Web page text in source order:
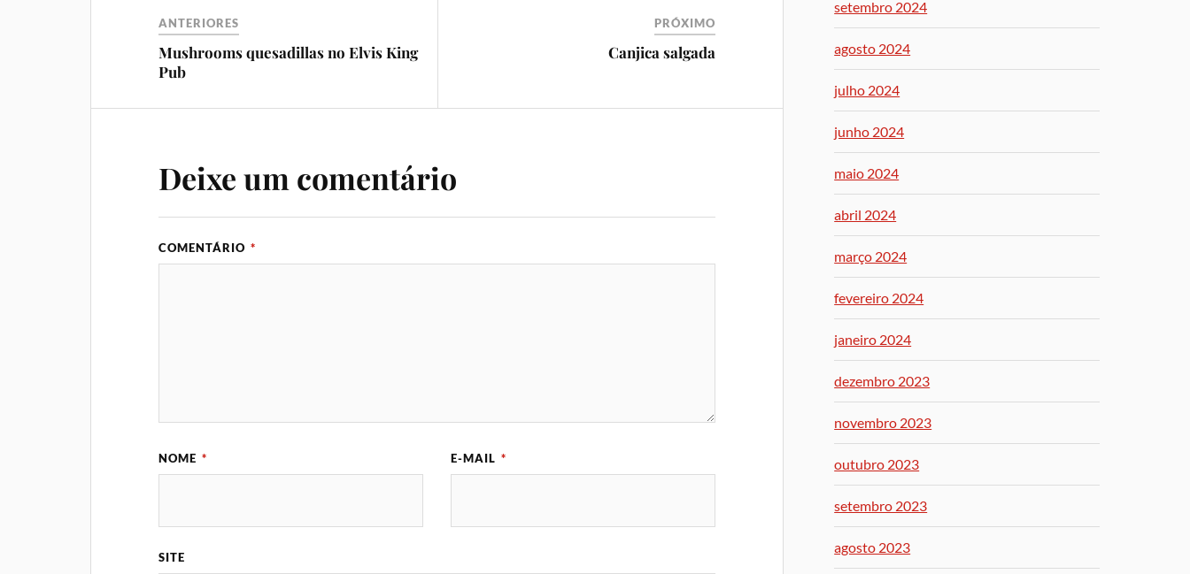
ANTERIORES
Mushrooms quesadillas no Elvis King
Pub
PRÓXIMO
Canjica salgada
Deixe um comentário
COMENTÁRIO *
NOME * E-MAIL *
SITE
setembro 2024
agosto 2024
julho 2024
junho 2024
maio 2024
abril 2024
março 2024
fevereiro 2024
janeiro 2024
dezembro 2023
novembro 2023
outubro 2023
setembro 2023
agosto 2023